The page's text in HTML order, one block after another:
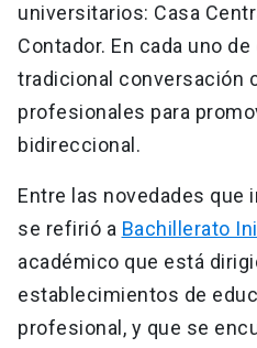
universitarios: Casa
Contador. En cada uno
tradicional conversación
profesionales para
bidireccional.
Entre las novedades que
se refirió a Bachillerato
académico que está
establecimientos de
profesional, y que se